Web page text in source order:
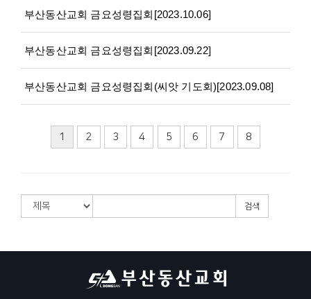
부산동산교회 금요성령집회[2023.10.06]
부산동산교회 금요성령집회[2023.09.22]
부산동산교회 금요성령집회(씨앗 기도회)[2023.09.08]
1 2 3 4 5 6 7 8
검색